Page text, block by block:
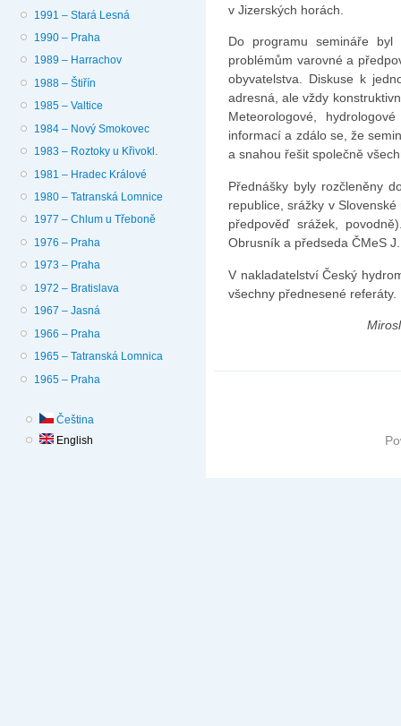
1991 – Stará Lesná
1990 – Praha
1989 – Harrachov
1988 – Štiřín
1985 – Valtice
1984 – Nový Smokovec
1983 – Roztoky u Křivokl.
1981 – Hradec Králové
1980 – Tatranská Lomnice
1977 – Chlum u Třeboně
1976 – Praha
1973 – Praha
1972 – Bratislava
1967 – Jasná
1966 – Praha
1965 – Tatranská Lomnica
1965 – Praha
Čeština
English
v Jizerských horách.
Do programu semináře byl
problémům varovné a
obyvatelstva. Diskuse k
adresná, ale vždy
Meteorologové,
informací a zdálo se, že
a snahou řešit společně
Přednášky byly rozčleněny
republice, srážky v
předpověď srážek,
Obrusník a předseda ČMeS
V nakladatelství Český
všechny přednesené referáty.